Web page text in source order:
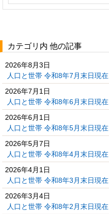
カテゴリ内 他の記事
2026年8月3日
人口と世帯 令和8年7月末日現在
2026年7月1日
人口と世帯 令和8年6月末日現在
2026年6月1日
人口と世帯 令和8年5月末日現在
2026年5月7日
人口と世帯 令和8年4月末日現在
2026年4月1日
人口と世帯 令和8年3月末日現在
2026年3月4日
人口と世帯 令和8年2月末日現在